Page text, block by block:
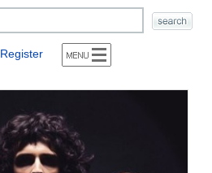
Register